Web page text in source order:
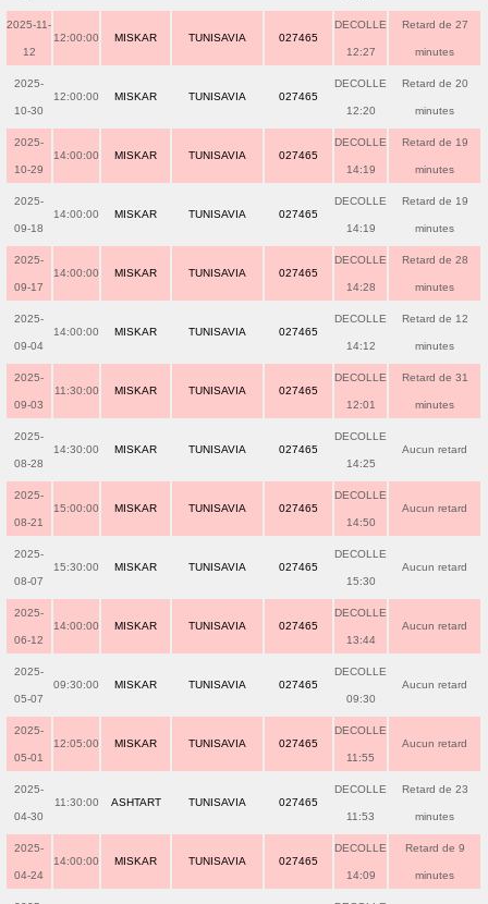
2025-11-
12
12:00:00 MISKAR TUNISAVIA 027465
DECOLLE
12:27
Retard de 27
minutes
2025-
10-30
12:00:00 MISKAR TUNISAVIA 027465
DECOLLE
12:20
Retard de 20
minutes
2025-
10-29
14:00:00 MISKAR TUNISAVIA 027465
DECOLLE
14:19
Retard de 19
minutes
2025-
09-18
14:00:00 MISKAR TUNISAVIA 027465
DECOLLE
14:19
Retard de 19
minutes
2025-
09-17
14:00:00 MISKAR TUNISAVIA 027465
DECOLLE
14:28
Retard de 28
minutes
2025-
09-04
14:00:00 MISKAR TUNISAVIA 027465
DECOLLE
14:12
Retard de 12
minutes
2025-
09-03
11:30:00 MISKAR TUNISAVIA 027465
DECOLLE
12:01
Retard de 31
minutes
2025-
08-28
14:30:00 MISKAR TUNISAVIA 027465
DECOLLE
14:25
Aucun retard
2025-
08-21
15:00:00 MISKAR TUNISAVIA 027465
DECOLLE
14:50
Aucun retard
2025-
08-07
15:30:00 MISKAR TUNISAVIA 027465
DECOLLE
15:30
Aucun retard
2025-
06-12
14:00:00 MISKAR TUNISAVIA 027465
DECOLLE
13:44
Aucun retard
2025-
05-07
09:30:00 MISKAR TUNISAVIA 027465
DECOLLE
09:30
Aucun retard
2025-
05-01
12:05:00 MISKAR TUNISAVIA 027465
DECOLLE
11:55
Aucun retard
2025-
04-30
11:30:00 ASHTART TUNISAVIA 027465
DECOLLE
11:53
Retard de 23
minutes
2025-
04-24
14:00:00 MISKAR TUNISAVIA 027465
DECOLLE
14:09
Retard de 9
minutes